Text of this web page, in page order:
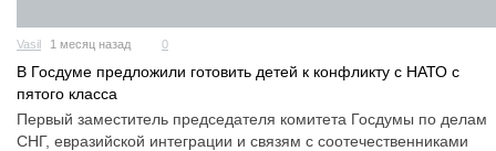
Vasil 1 месяц назад 0
В Госдуме предложили готовить детей к конфликту с НАТО с
пятого класса
Первый заместитель председателя комитета Госдумы по делам
СНГ, евразийской интеграции и связям с соотечественниками